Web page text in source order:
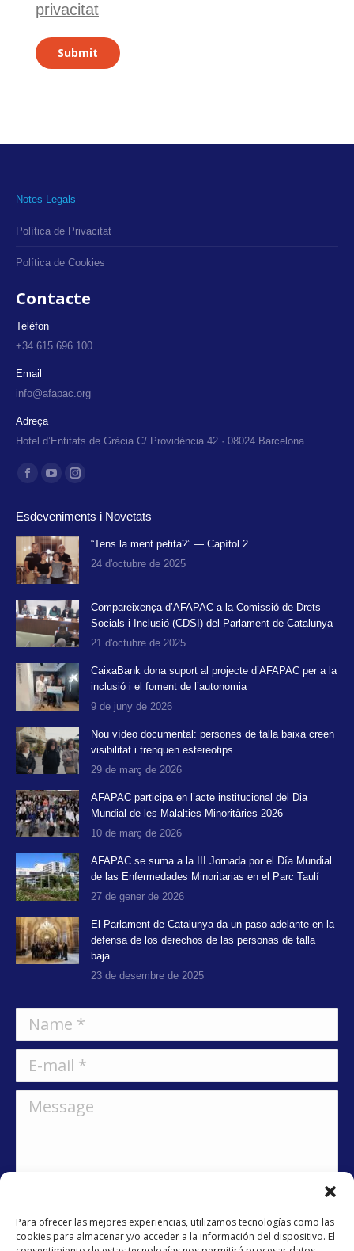
Para ofrecer las mejores experiencias, utilizamos tecnologías como las
cookies para almacenar y/o acceder a la información del dispositivo. El
privacitat
Submit
Notes Legals
Política de Privacitat
Política de Cookies
Contacte
Telèfon
+34 615 696 100
Email
info@afapac.org
Adreça
Hotel d’Entitats de Gràcia C/ Providència 42 · 08024 Barcelona
Find us on:
Facebook
opens
in
new
window
YouTube
opens
in
new
window
Instagram
opens
in
new
window
Esdeveniments i Novetats
“Tens la ment petita?” — Capítol 2
24 d'octubre de 2025
Compareixença d’AFAPAC a la Comissió de Drets
Socials i Inclusió (CDSI) del Parlament de Catalunya
21 d'octubre de 2025
CaixaBank dona suport al projecte d’AFAPAC per a la
inclusió i el foment de l’autonomia
9 de juny de 2026
Nou vídeo documental: persones de talla baixa creen
visibilitat i trenquen estereotips
29 de març de 2026
AFAPAC participa en l’acte institucional del Dia
Mundial de les Malalties Minoritàries 2026
10 de març de 2026
AFAPAC se suma a la III Jornada por el Día Mundial
de las Enfermedades Minoritarias en el Parc Taulí
27 de gener de 2026
El Parlament de Catalunya da un paso adelante en la
defensa de los derechos de las personas de talla
baja.
23 de desembre de 2025